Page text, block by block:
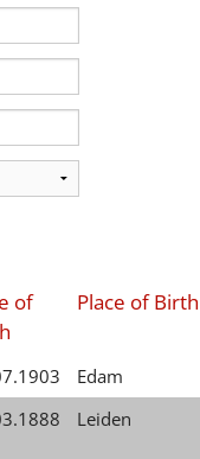
of
Place of Birth
Edam
Leiden